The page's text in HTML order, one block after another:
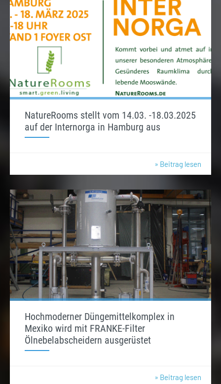
NatureRooms stellt vom 14.03. -18.03.2025
auf der Internorga in Hamburg aus
» Beitrag lesen
Hochmoderner Düngemittelkomplex in
Mexiko wird mit FRANKE-Filter
Ölnebelabscheidern ausgerüstet
» Beitrag lesen